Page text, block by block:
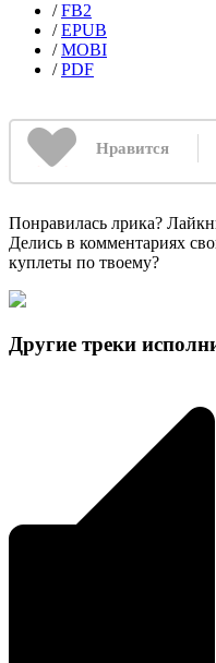
/FB2
/EPUB
/MOBI
/PDF
Нравится
Понравилась лрика?
Делись в комментариях
куплеты по твоему?
Другие треки